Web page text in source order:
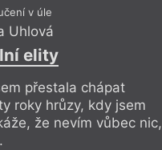
v úle
Uhlová
elity
přestala chápat
roky hrůzy, kdy jsem
že nevím vůbec nic,